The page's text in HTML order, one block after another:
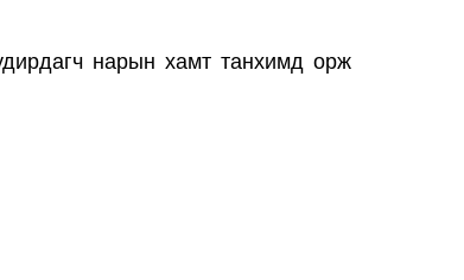
нарын хамт танхимд орж